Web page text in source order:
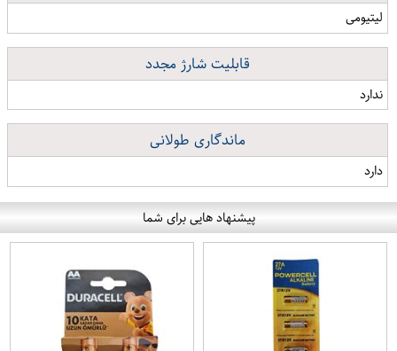
لیتیومی
قابلیت شارژ مجدد
ندارد
ماندگاری طولانی
دارد
پیشنهاد هایی برای شما